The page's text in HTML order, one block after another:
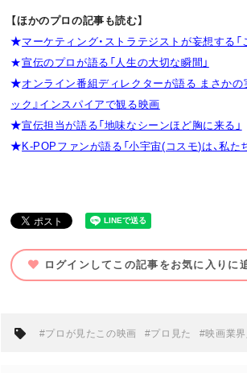
【ほかのプロの記事も読む】
★マーケティング・ストラテジストが妄想する「
★宣伝のプロが語る「人生の大切な瞬間」
★オンライン番組ディレクターが語る まさかの
ック』インスパイアで観る映画
★宣伝担当が語る「地味なシーンほど胸に来る」
★K-POPファンが語る「小宇宙(コスモ)は、私た
ログインしてこの記事をお気に入りに
#プロが見たこの映画 #プロ見た #映画業界